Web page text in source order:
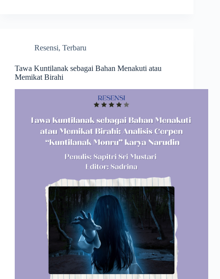
Resensi, Terbaru
Tawa Kuntilanak sebagai Bahan Menakuti atau
Memikat Birahi